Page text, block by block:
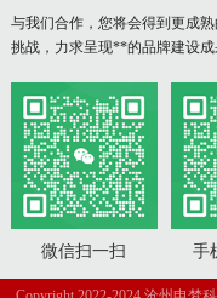
与我们合作，您将会得到更成
挑战，力求呈现**的品牌建设成
微信扫一扫 手